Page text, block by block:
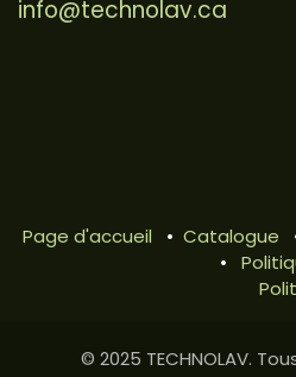
info@technolav.ca
Page d'accueil • Catalogue
•
© 2025 TECHNOLAV.